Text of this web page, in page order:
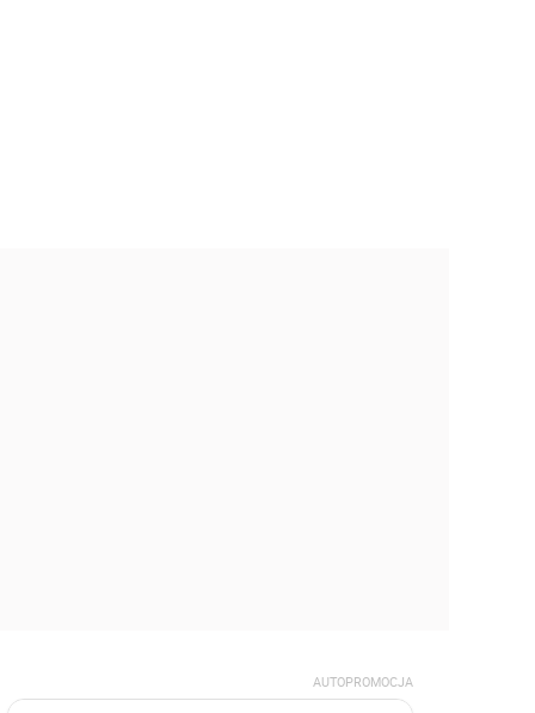
AUTOPROMOCJA